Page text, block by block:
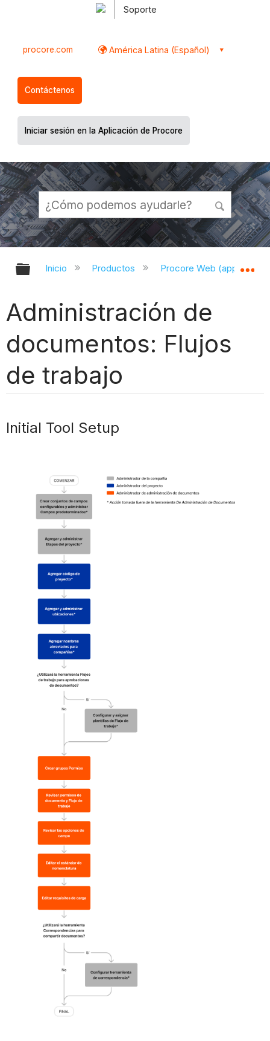
Soporte
procore.com América Latina (Español)
Contáctenos
Iniciar sesión en la Aplicación de Procore
Expandir/contraer jerarquía global
Inicio Productos Procore Web
Administración de
documentos: Flujos
de trabajo
Initial Tool Setup